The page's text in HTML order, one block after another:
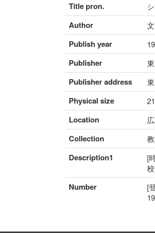
Title pron.
Author
Publish year
Publisher
Publisher address
Physical size
Location
Collection
Description1
[
Number
[